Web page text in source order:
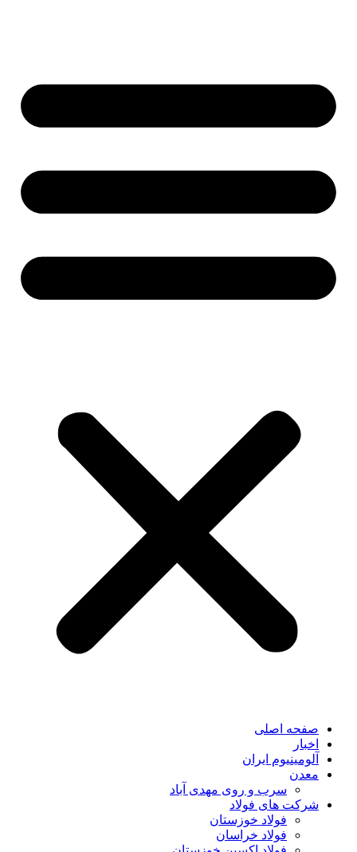
صفحه اصلی
اخبار
آلومینیوم ایران
معدن
سرب و روی مهدی آباد
شرکت های فولاد
فولاد خوزستان
فولاد خراسان